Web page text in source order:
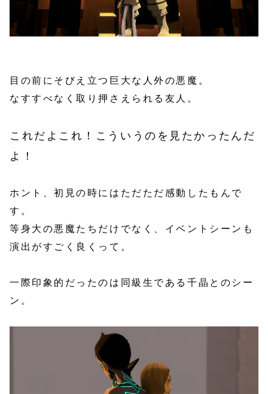
目の前にそびえ立つ巨大な人外の悪魔。
なすすべなく取り押さえられる友人。
これだよこれ！こういうのを見たかったんだ
よ！
ホント、初見の時にはただただ感動したもんで
す。
等身大の悪魔たちだけでなく、イベントシーンも
演出がすごく良くって。
一際印象的だったのは同級生である千晶とのシー
ン。